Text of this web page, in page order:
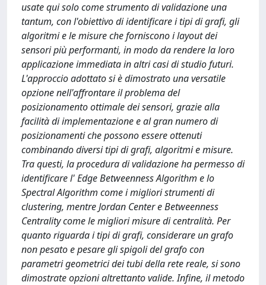
usate qui solo come strumento di validazione una
tantum, con l'obiettivo di identificare i tipi di grafi, gli
algoritmi e le misure che forniscono i layout dei
sensori più performanti, in modo da rendere la loro
applicazione immediata in altri casi di studio futuri.
L'approccio adottato si è dimostrato una versatile
opzione nell'affrontare il problema del
posizionamento ottimale dei sensori, grazie alla
facilità di implementazione e al gran numero di
posizionamenti che possono essere ottenuti
combinando diversi tipi di grafi, algoritmi e misure.
Tra questi, la procedura di validazione ha permesso di
identificare l' Edge Betweenness Algorithm e lo
Spectral Algorithm come i migliori strumenti di
clustering, mentre Jordan Center e Betweenness
Centrality come le migliori misure di centralità. Per
quanto riguarda i tipi di grafi, considerare un grafo
non pesato e pesare gli spigoli del grafo con
parametri geometrici dei tubi della rete reale, si sono
dimostrate opzioni altrettanto valide. Infine, il metodo